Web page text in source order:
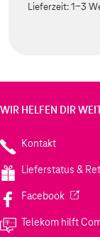
Lieferzeit:1-3
WIR HELFEN DIR
Kontakt
Lieferstatus &
Facebook(Wird in
Telekom hilft